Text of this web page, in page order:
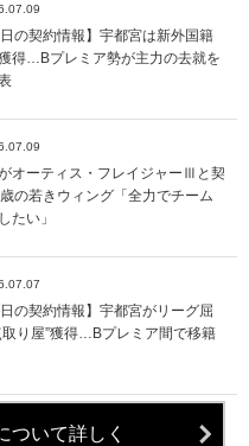
日の契約情報】宇都宮は新外国籍
得…Bプレミア勢が主力の去就を
オーティス・フレイジャーⅢと契
の若きウィング「全力でチーム
たい」
日の契約情報】宇都宮がリーグ屈
取り屋”獲得…Bプレミア間で移籍
ついて詳しく